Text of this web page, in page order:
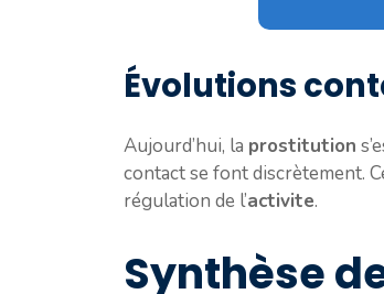
Évolutions
Aujourd’hui, la prostitution
contact se font discrètement.
régulation de l’activite.
Synthèse